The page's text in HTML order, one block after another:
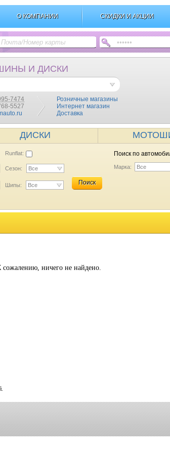
О КОМПАНИИ СКИДКИ И АКЦИИ
И ДИСКИ
7474
5527
Розничные магазины
Интернет магазин
Доставка
ДИСКИ
Runflat:
Сезон: Все
Шипы: Все Поиск
Поиск по
Марка: Все
сожалению, ничего не найдено.